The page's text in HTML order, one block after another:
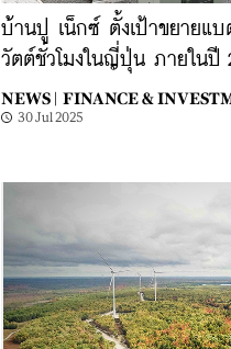
บ้านปู เน็กซ์ ตั้งเป้าขยายแบ
วัตต์ชั่วโมงในญี่ปุ่น ภายในปี
NEWS | FINANCE &
30 Jul 2025